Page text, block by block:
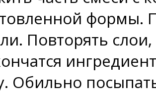
формы.
Повторять
Обильно